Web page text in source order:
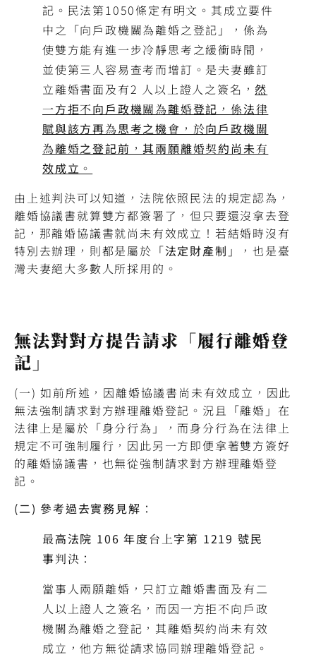
記。民法第1050條定有明文。其成立要件
中之「向戶政機關為離婚之登記」，係為
使雙方能有進一步冷靜思考之緩衝時間，
並使第三人容易查考而增訂。是夫妻雖訂
立離婚書面及有2 人以上證人之簽名，然
一方拒不向戶政機關為離婚登記，係法律
賦與該方再為思考之機會，於向戶政機關
為離婚之登記前，其兩願離婚契約尚未有
效成立。
由上述判決可以知道，法院依照民法的規定認為，
離婚協議書就算雙方都簽署了，但只要還沒拿去登
記，那離婚協議書就尚未有效成立！若結婚時沒有
特別去辦理，則都是屬於「法定財產制 」，也是臺
灣夫妻絕大多數人所採用的。
無法對對方提告請求「履行離婚登
記」
(一) 如前所述，因離婚協議書尚未有效成立，因此
無法強制請求對方辦理離婚登記。況且「離婚」在
法律上是屬於「身分行為」，而身分行為在法律上
規定不可強制履行，因此另一方即便拿著雙方簽好
的離婚協議書，也無從強制請求對方辦理離婚登
記。
(二) 參考過去實務見解：
最高法院 106 年度台上字第 1219 號民
事判決：
當事人兩願離婚，只訂立離婚書面及有二
人以上證人之簽名，而因一方拒不向戶政
機關為離婚之登記，其離婚契約尚未有效
成立，他方無從請求協同辦理離婚登記。